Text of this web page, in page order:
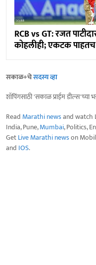
RCB vs GT: रजत
कोहलीही; एकटक पाहतच
सकाळ+चेसदस्य व्हा
शॉपिंगसाठी 'सकाळ प्राईम डील्स'च्या
Read Marathi newsand watch
India, Pune,Mumbai, Politics,
GetLive Marathi newson
and IOS.